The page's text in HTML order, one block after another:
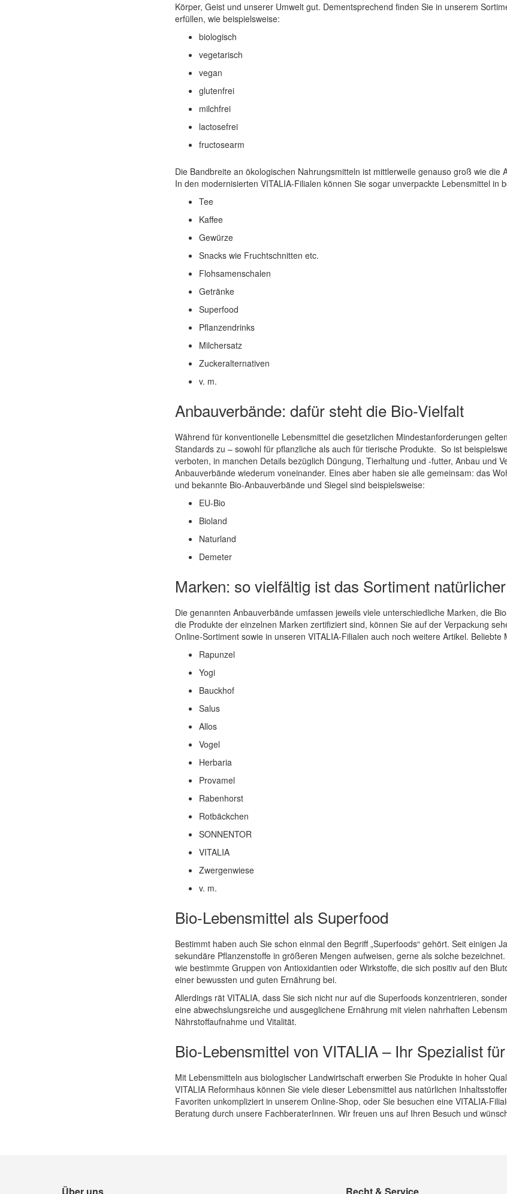
Körper, Geist und unserer Umwelt gut. Dementsprechend finden Sie in unserem
erfüllen, wie beispielsweise:
biologisch
vegetarisch
vegan
glutenfrei
milchfrei
lactosefrei
fructosearm
Die Bandbreite an ökologischen Nahrungsmitteln ist mittlerweile genauso groß wie
In den modernisierten VITALIA-Filialen können Sie sogar unverpackte Lebensmittel
Tee
Kaffee
Gewürze
Snacks wie Fruchtschnitten etc.
Flohsamenschalen
Getränke
Superfood
Pflanzendrinks
Milchersatz
Zuckeralternativen
v. m.
Anbauverbände: dafür steht die Bio-Vielfalt
Während für konventionelle Lebensmittel die gesetzlichen Mindestanforderungen
Standards zu – sowohl für pflanzliche als auch für tierische Produkte. So ist
verboten, in manchen Details bezüglich Düngung, Tierhaltung und -futter, Anbau und
Anbauverbände wiederum voneinander. Eines aber haben sie alle gemeinsam: das
und bekannte Bio-Anbauverbände und Siegel sind beispielsweise:
EU-Bio
Bioland
Naturland
Demeter
Marken: so vielfältig ist das Sortiment
Die genannten Anbauverbände umfassen jeweils viele unterschiedliche Marken, die
die Produkte der einzelnen Marken zertifiziert sind, können Sie auf der Verpackung
Online-Sortiment sowie in unseren VITALIA-Filialen auch noch weitere Artikel. Beliebte
Rapunzel
Yogi
Bauckhof
Salus
Allos
Vogel
Herbaria
Provamel
Rabenhorst
Rotbäckchen
SONNENTOR
VITALIA
Zwergenwiese
v. m.
Bio-Lebensmittel als Superfood
Bestimmt haben auch Sie schon einmal den Begriff „Superfoods“ gehört. Seit
sekundäre Pflanzenstoffe in größeren Mengen aufweisen, gerne als solche
wie bestimmte Gruppen von Antioxidantien oder Wirkstoffe, die sich positiv auf den
einer bewussten und guten Ernährung bei.
Allerdings rät VITALIA, dass Sie sich nicht nur auf die Superfoods konzentrieren,
eine abwechslungsreiche und ausgeglichene Ernährung mit vielen nahrhaften
Nährstoffaufnahme und Vitalität.
Bio-Lebensmittel von VITALIA – Ihr Spezialist
Mit Lebensmitteln aus biologischer Landwirtschaft erwerben Sie Produkte in hoher
VITALIA Reformhaus können Sie viele dieser Lebensmittel aus natürlichen
Favoriten unkompliziert in unserem Online-Shop, oder Sie besuchen eine VITALIA-
Beratung durch unsere FachberaterInnen. Wir freuen uns auf Ihren Besuch und